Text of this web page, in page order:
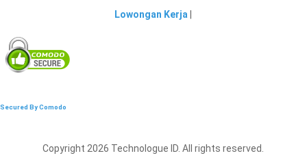
Lowongan Kerja
Secured By Comodo
Copyright 2026 Technologue ID. All rights reserved.